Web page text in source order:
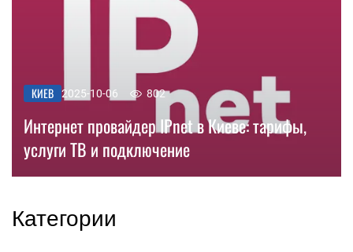
КИЕВ 2025-10-06 802
Интернет провайдер IPnet в Киеве: тарифы,
услуги ТВ и подключение
Категории